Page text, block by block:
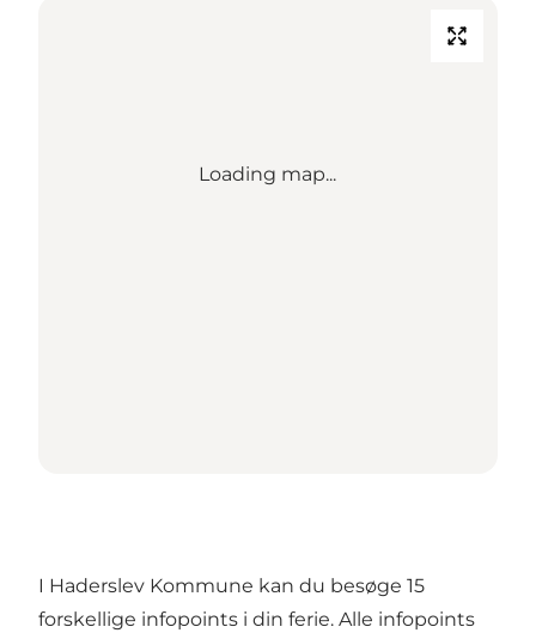
Loading map...
I Haderslev Kommune kan du besøge 15
forskellige infopoints i din ferie. Alle infopoints